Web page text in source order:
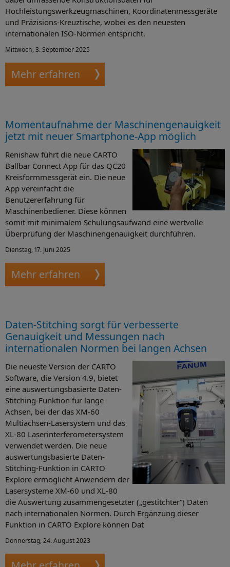
Hochleistungswerkzeugmaschinen, Koordinatenmessgeräte
und Präzisions-Kreuztische, wobei es den neuesten
internationalen ISO-Normen entspricht.
Mittwoch, 3. September 2025
Mehr erfahren
Momentaufnahme der Maschinengenauigkeit
jetzt mit neuer Smartphone-App möglich
Renishaw führt die neue CARTO
Ballbar Connect App für das QC20
Kreisformmessgerät ein. Die neue
App vereinfacht die
Benutzererfahrung für
Maschinenbediener. Diese können
somit mit minimalem Schulungsaufwand eine wertvolle
Überprüfung der Maschinengenauigkeit durchführen.
Dienstag, 17. Juni 2025
Mehr erfahren
Daten-Stitching sorgt für verbesserte
Genauigkeit und Messungen nach
internationalen Normen bei langen Achsen
Die neueste Version der CARTO
Software, die Version 4.9, bietet
eine auswertungsbasierte Daten-
Stitching-Funktion für lange
Achsen, bei der das XM-60
Multiachsen-Lasersystem und das
XL-80 Laserinterferometersystem
verwendet werden. Die neue
auswertungsbasierte Daten-
Stitching-Funktion in CARTO
Explore ermöglicht Anwendern der
Lasersysteme XM-60 und XL-80
die Auswertung zusammengesetzter („gestitchter“) Daten
nach internationalen Normen. Durch Ergänzung dieser
Funktion in CARTO Explore können Dat
Donnerstag, 24. August 2023